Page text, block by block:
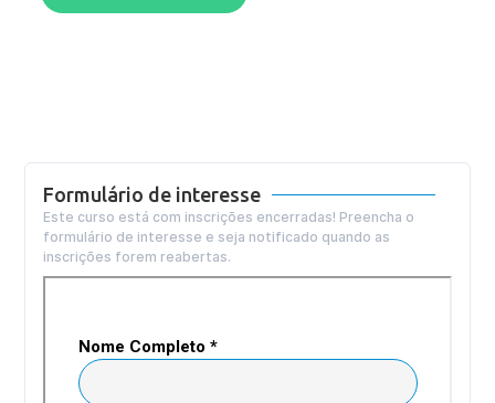
Formulário de interesse
Este curso está com inscrições encerradas! Preencha o
formulário de interesse e seja notificado quando as
inscrições forem reabertas.